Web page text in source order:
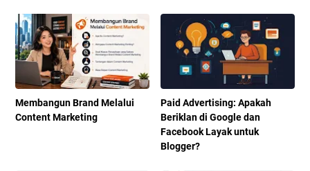
Membangun Brand Melalui
Content Marketing
Paid Advertising: Apakah
Beriklan di Google dan
Facebook Layak untuk
Blogger?